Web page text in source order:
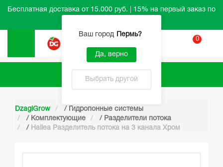
Бесплатная доставка от 15.000 руб. | 15% на первый заказ по
Ваш город Пермь?
Да, верно
Выбрать другой
0
Каталог
DzagiGrow / Гидропонные системы
/ Комплектующие / Разделители потока
/ Hailea Разделитель потока на 3 канала Хром